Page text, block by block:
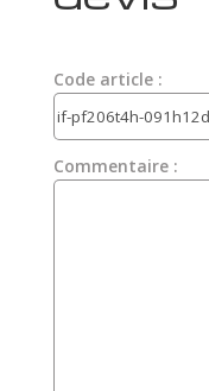
Code article :
Commentaire :